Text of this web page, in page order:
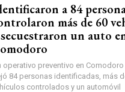
a 84
más de 60
un auto
operativo preventivo en Comodoro
84 personas identificadas, más
controlados y un automóvil